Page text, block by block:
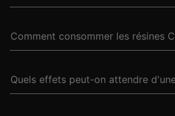
Comment consommer les résines
Quels effets peut-on attendre